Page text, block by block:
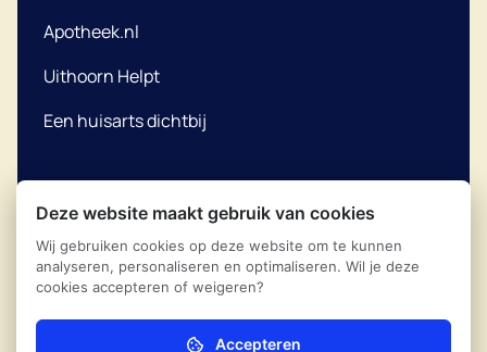
Apotheek.nl
Uithoorn Helpt
Een huisarts dichtbij
Klachtenregeling
Privacyreglement
© 2026Uithoornse Huisartsen
Coöperatie
Aangedreven door Ontzorg.site
Deze website maakt gebruik van cookies
Wij gebruiken cookies op deze website om te kunnen
analyseren, personaliseren en optimaliseren. Wil je deze
cookies accepteren of weigeren?
Accepteren